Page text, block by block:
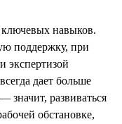
навыков.
поддержку, при
экспертизой
дает больше
значит, развиваться
обстановке,